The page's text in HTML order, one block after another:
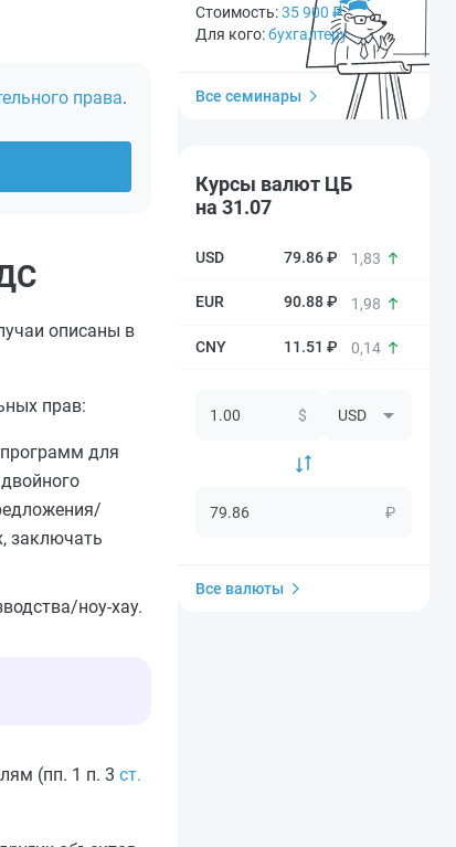
права.
описаны в
прав:
для
заключать
ноу-хау.
(пп. 1 п. 3 ст.
Стоимость:35 900 ₽
Для кого:бухгалтеру
Все семинары
Курсы валют ЦБ
на 31.07
79.86 ₽ 1,83
90.88 ₽ 1,98
11.51 ₽ 0,14
$
₽
Все валюты